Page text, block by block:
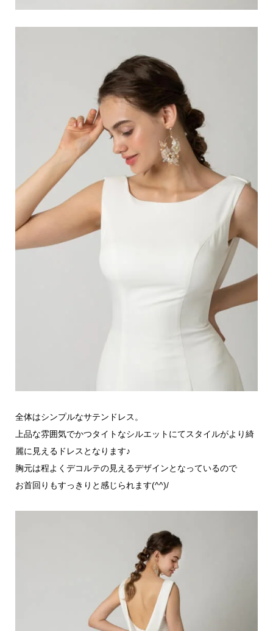
全体はシンプルなサテンドレス。
上品な雰囲気でかつタイトなシルエットにてスタイルがより綺
麗に見えるドレスとなります♪
胸元は程よくデコルテの見えるデザインとなっているので
お首回りもすっきりと感じられます(^^)/